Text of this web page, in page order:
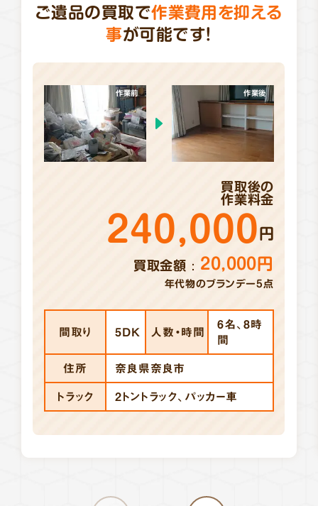
ご遺品の買取で作業費用を抑える
事が可能です！
買取後の
作業料金
240,000円
買取金額 20,000円
年代物のブランデー5点
作業前 作業後
間取り 5DK 人数・時間
6名、8時
間
住所 奈良県奈良市
トラック 2トントラック、パッカー車